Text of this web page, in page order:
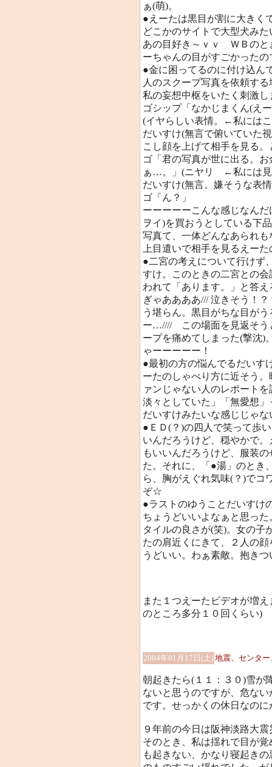
ぁ(萌)。
●えーたは黒目が割に大きく
どこかのサイトで大型犬み
あの目好き～ｖｖ ＷＢのと
ーちゃんの目がすごかった
●金に困ってるのに付け込ん
人のスクープ写真を依頼す
私の妄想中枢をいたく刺激
ゴシップ「なかじまくん(え
(イヤらしい表情。←私には
だいすけ(無言で俯いていた
こし顔を上げて相手を見る
ゴ「君の写真が世に出る。
ぁ…。」(ニヤリ ←私には見
だいすけ(無言。嫌そうな表
ゴ「ん？」
ーーーーーこんな感じなん
ヲイ)を買おうとしている下
写真て、一体どんなあられ
上目遣いで相手を見るえー
●二宮の考えについて行けず
すけ。このときの二宮との
われて「あります。」と答
ぎゃああああ/// 泣きそう！
う堪らん。黒目がちな目が
ー…//// この場面を見返そう
ープを痛めてしまった(撃沈)
ゃーーーーー！
●最初の方の悩んでるだいす
ーたのしゃべり方に近そう
ァンじゃない人のレポート
淡々としていた」「無愛想
だいすけみたいな感じじゃな
●ＥＤ(？)の四人で笑って歩
いんだろうけど、穏やかで
もいいんだろうけど、服装
た。それに、「●湯」のとき
ら、胸がえぐれ気味(？)でコ
ぞ☆
●ラストのゆうことだいすけ
ちょうどいいよなぁと思っ
タイルの良さが(笑)。女の子
たの肩近くにきて、２人の
うどいい。わぁ素敵。抱き
また１つえーたビデオが増
のところ多分１０回くらい)
2004年01月17日(土)地震、センタ
朝起きたら(１１：３０)雪が
ないと思うのですが、危な
です。せっかくの休日なの
９年前の今日は阪神淡路大
そのとき、私は揺れで目が
も起きない、かなり寝起き